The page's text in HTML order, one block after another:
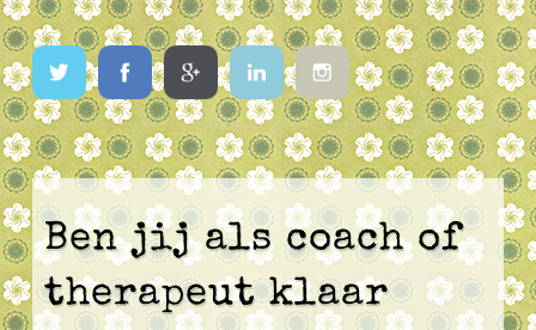
TwitterFacebookGoogleLinkedInInstagram
Ben jij als coach of
therapeut klaar